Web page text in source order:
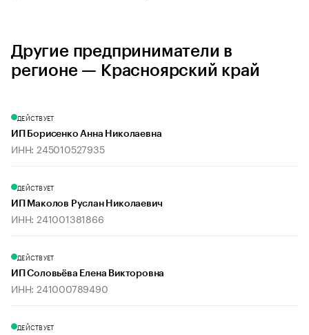
Другие предприниматели в
регионе — Красноярский край
ДЕЙСТВУЕТ
ИП Борисенко Анна Николаевна
ИНН: 245010527935
ДЕЙСТВУЕТ
ИП Маколов Руслан Николаевич
ИНН: 241001381866
ДЕЙСТВУЕТ
ИП Соловьёва Елена Викторовна
ИНН: 241000789490
ДЕЙСТВУЕТ